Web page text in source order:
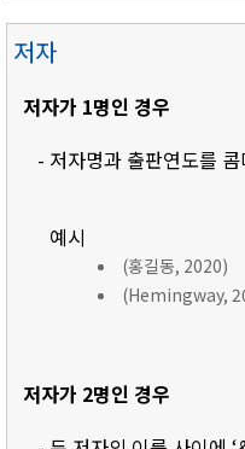
저자
저자가 1명인 경우
- 저자명과 출판연도를
예시
(홍길동, 2020)
(Hemingway,
저자가 2명인 경우